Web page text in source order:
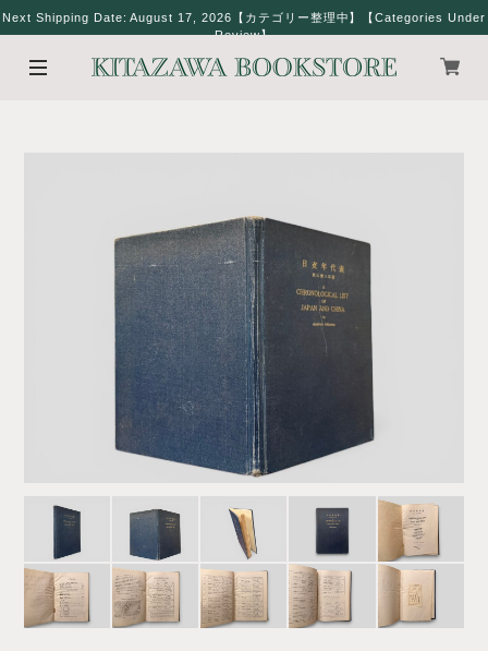
Next Shipping Date: August 17, 2026【カテゴリー整理中】【Categories Under
Review】